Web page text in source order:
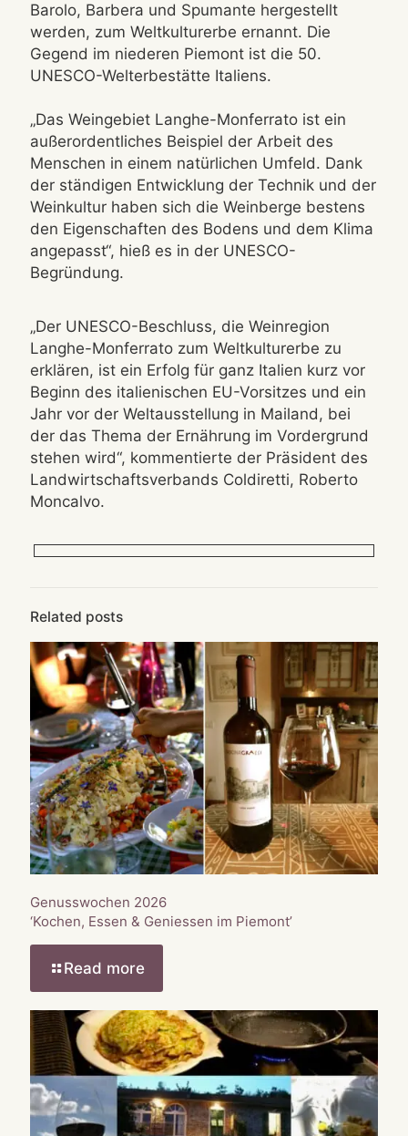
Barolo, Barbera und Spumante hergestellt
werden, zum Weltkulturerbe ernannt. Die
Gegend im niederen Piemont ist die 50.
UNESCO-Welterbestätte Italiens.
„Das Weingebiet Langhe-Monferrato ist ein
außerordentliches Beispiel der Arbeit des
Menschen in einem natürlichen Umfeld. Dank
der ständigen Entwicklung der Technik und der
Weinkultur haben sich die Weinberge bestens
den Eigenschaften des Bodens und dem Klima
angepasst“, hieß es in der UNESCO-
Begründung.
„Der UNESCO-Beschluss, die Weinregion
Langhe-Monferrato zum Weltkulturerbe zu
erklären, ist ein Erfolg für ganz Italien kurz vor
Beginn des italienischen EU-Vorsitzes und ein
Jahr vor der Weltausstellung in Mailand, bei
der das Thema der Ernährung im Vordergrund
stehen wird“, kommentierte der Präsident des
Landwirtschaftsverbands Coldiretti, Roberto
Moncalvo.
Related posts
Genusswochen 2026
‘Kochen, Essen & Geniessen im Piemont’
Read more